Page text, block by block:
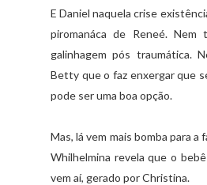
E Daniel naquela crise
piromanáca de Reneé. Nem
galinhagem pós traumática.
Betty que o faz enxergar que
pode ser uma boa opção.
Mas, lá vem mais bomba para a
Whilhelmina revela que o
vem aí, gerado por Christina.